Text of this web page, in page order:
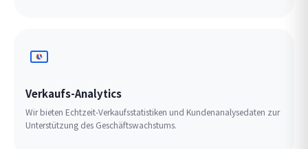
Verkaufs-Analytics
Wir bieten Echtzeit-Verkaufsstatistiken und Kundenanalysedaten zur
Unterstützung des Geschäftswachstums.